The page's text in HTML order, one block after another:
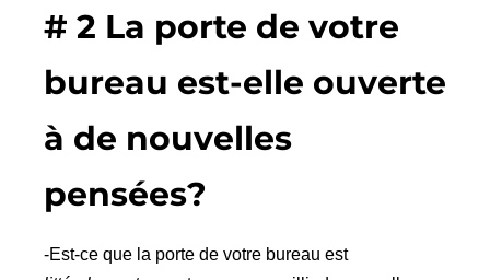
# 2 La porte de votre
bureau est-elle ouverte
à de nouvelles
pensées?
-Est-ce que la porte de votre bureau est